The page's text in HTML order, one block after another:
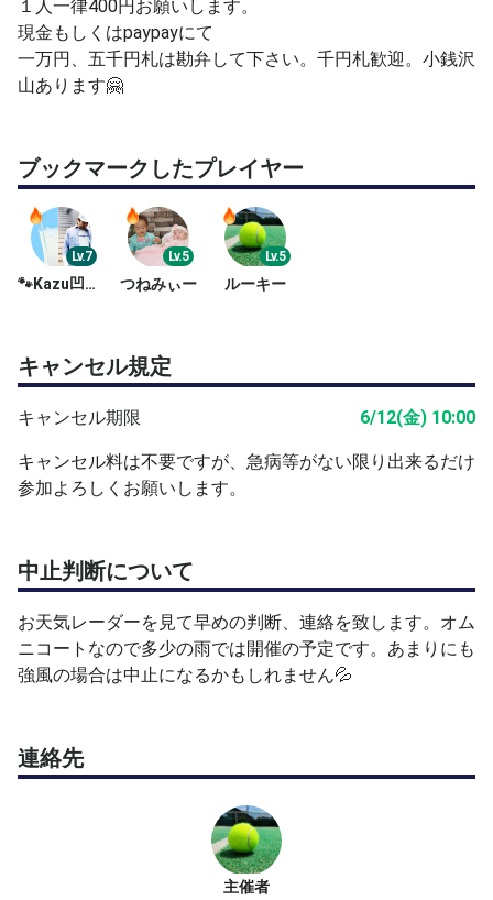
１人一律400円お願いします。
現金もしくはpaypayにて
一万円、五千円札は勘弁して下さい。千円札歓迎。小銭沢
山あります🤗
ブックマークしたプレイヤー
Lv.7
🐾Kazu凹カルピス((≡ﾟ♀ﾟ≡))
Lv.5
つねみぃー
Lv.5
ルーキー
キャンセル規定
キャンセル期限 6/12(金) 10:00
キャンセル料は不要ですが、急病等がない限り出来るだけ
参加よろしくお願いします。
中止判断について
お天気レーダーを見て早めの判断、連絡を致します。オム
ニコートなので多少の雨では開催の予定です。あまりにも
強風の場合は中止になるかもしれません💦
連絡先
主催者